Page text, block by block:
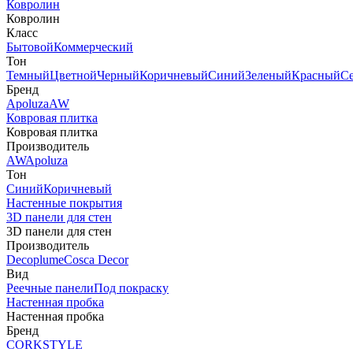
Ковролин
Ковролин
Класс
БытовойКоммерческий
Тон
ТемныйЦветнойЧерныйКоричневыйСинийЗеленыйКрасный
Бренд
ApoluzaAW
Ковровая плитка
Ковровая плитка
Производитель
AWApoluza
Тон
СинийКоричневый
Настенные покрытия
3D панели для стен
3D панели для стен
Производитель
DecoplumeCosca Decor
Вид
Реечные панелиПод покраску
Настенная пробка
Настенная пробка
Бренд
CORKSTYLE